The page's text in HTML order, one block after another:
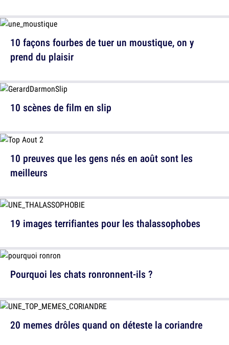
10 scènes de film en slip
19 images terrifiantes pour les thalassophobes
20 memes drôles quand on déteste la coriandre
10 façons fourbes de tuer un moustique, on y
prend du plaisir
10 preuves que les gens nés en août sont les
meilleurs
Pourquoi les chats ronronnent-ils ?